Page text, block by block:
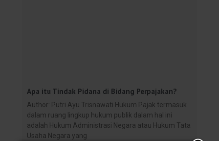
Apa itu Tindak Pidana di Bidang Perpajakan?
Author: Putri Ayu Trisnawati Hukum Pajak termasuk
dalam ruang lingkup hukum publik dalam hal ini
adalah Hukum Administrasi Negara atau Hukum Tata
Usaha Negara yang